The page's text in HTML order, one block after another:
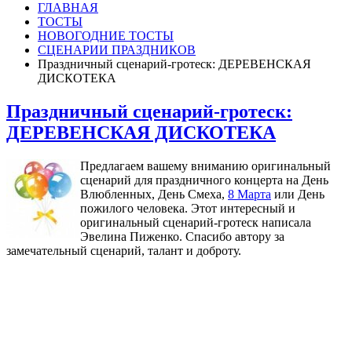
ГЛАВНАЯ
ТОСТЫ
НОВОГОДНИЕ ТОСТЫ
СЦЕНАРИИ ПРАЗДНИКОВ
Праздничный сценарий-гротеск: ДЕРЕВЕНСКАЯ
ДИСКОТЕКА
Праздничный сценарий-гротеск:
ДЕРЕВЕНСКАЯ ДИСКОТЕКА
Предлагаем вашему вниманию оригинальный
сценарий для праздничного концерта на День
Влюбленных, День Смеха, 8 Марта или День
пожилого человека. Этот интересный и
оригинальный сценарий-гротеск написала
Эвелина Пиженко. Спасибо автору за
замечательный сценарий, талант и доброту.